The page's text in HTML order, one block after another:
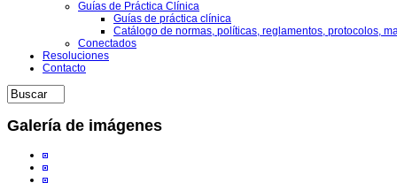
Guías de Práctica Clínica
Guías de práctica clínica
Catálogo de normas, políticas, reglamentos, protocolos,
Conectados
Resoluciones
Contacto
Galería de imágenes